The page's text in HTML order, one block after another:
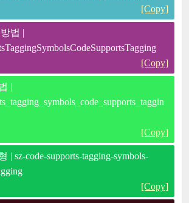
[Copy]
법 |
[Copy]
|
[Copy]
| sz-code-supports-tagging-symbols-
[Copy]